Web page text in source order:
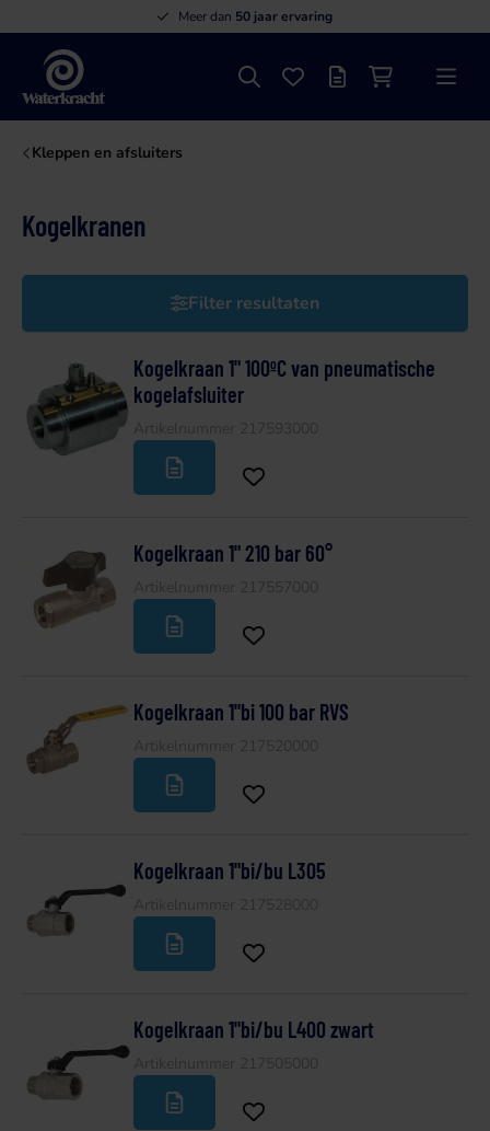
Meer dan 50 jaar ervaring
Waterkracht
ZoekenFavorieten
OffertelijstWinkelwagen
Menu
Kleppen en afsluiters
Kogelkranen
Filter resultaten
Kogelkraan 1" 100ºC van pneumatische
kogelafsluiter
Kogelkraan 1" 210 bar 60°
Kogelkraan 1"bi 100 bar RVS
Kogelkraan 1"bi/bu L305
Kogelkraan 1"bi/bu L400 zwart